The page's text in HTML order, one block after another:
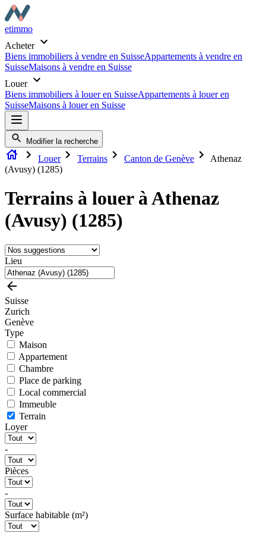
etimmo
Acheter
Biens immobiliers à vendre en SuisseAppartements à vendre en
SuisseMaisons à vendre en Suisse
Louer
Biens immobiliers à louer en SuisseAppartements à louer en
SuisseMaisons à louer en Suisse
Modifier la recherche
Louer Terrains Canton de Genève
Athenaz
(Avusy) (1285)
Terrains à louer à Athenaz
(Avusy) (1285)
Lieu
Suisse
Zurich
Genève
Type
Maison
Appartement
Chambre
Place de parking
Local commercial
Immeuble
Terrain
Loyer
-
Pièces
-
Surface habitable (m²)